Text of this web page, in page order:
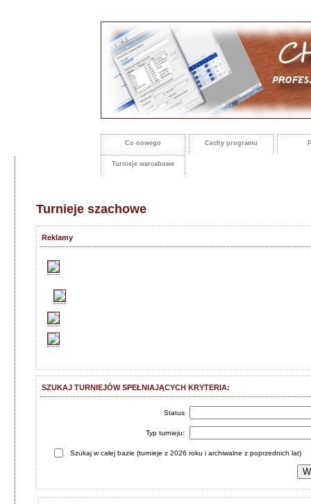
Co nowego Cechy programu
Turnieje warcabowe
Turnieje szachowe
Reklamy
SZUKAJ TURNIEJÓW SPEŁNIAJĄCYCH KRYTERIA:
Status
Typ turnieju:
Szukaj w całej bazie (turnieje z 2026 roku i archiwalne z poprzednich lat)